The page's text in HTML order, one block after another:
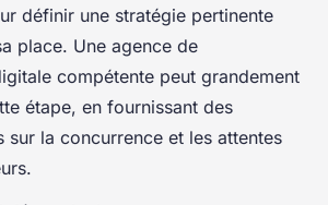
définir une stratégie pertinente
place. Une agence de
compétente peut grandement
étape, en fournissant des
sur la concurrence et les attentes